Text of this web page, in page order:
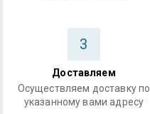
3
Доставляем
Осуществляем доставку по
указанному вами адресу